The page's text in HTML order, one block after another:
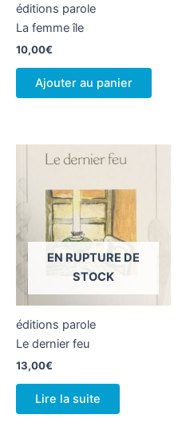
éditions parole
La femme île
10,00€
Ajouter au panier
EN RUPTURE DE
STOCK
éditions parole
Le dernier feu
13,00€
Lire la suite